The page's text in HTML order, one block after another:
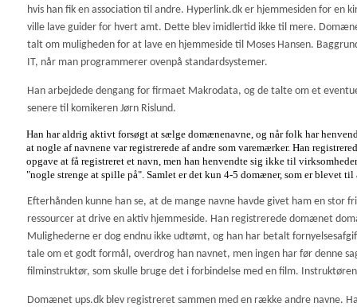
hvis han fik en association til andre. Hyperlink.dk er hjemmesiden for en
ville lave guider for hvert amt. Dette blev imidlertid ikke til mere.
talt om muligheden for at lave en hjemmeside til Moses Hansen.
IT, når man programmerer ovenpå standardsystemer.
Han arbejdede dengang for firmaet Makrodata, og de talte om et
senere til komikeren Jørn Rislund.
Han har aldrig aktivt forsøgt at sælge domænenavne, og når folk har
at nogle af navnene var registrerede af andre som varemærker. Han
opgave at få registreret et navn, men han henvendte sig ikke til
"nogle strenge at spille på". Samlet er det kun 4-5 domæner, som er blevet
Efterhånden kunne han se, at de mange navne havde givet ham en
ressourcer at drive en aktiv hjemmeside. Han registrerede domænet
Mulighederne er dog endnu ikke udtømt, og han har betalt
tale om et godt formål, overdrog han navnet, men ingen har før denne
filminstruktør, som skulle bruge det i forbindelse med en film.
Domænet ups.dk blev registreret sammen med en række andre navne.